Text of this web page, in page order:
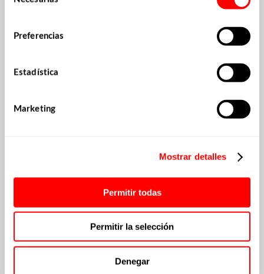
Preferencias
Estadística
Marketing
Mostrar detalles
Permitir todas
Permitir la selección
Denegar